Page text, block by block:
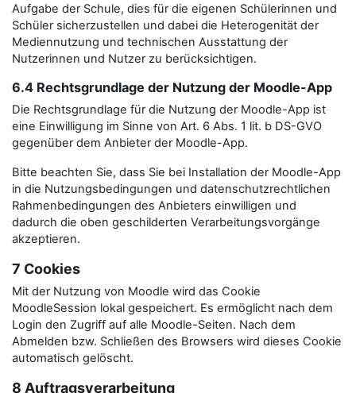
Aufgabe der Schule, dies für die eigenen Schülerinnen und
Schüler sicherzustellen und dabei die Heterogenität der
Mediennutzung und technischen Ausstattung der
Nutzerinnen und Nutzer zu berücksichtigen.
6.4 Rechtsgrundlage der Nutzung der Moodle-App
Die Rechtsgrundlage für die Nutzung der Moodle-App ist
eine Einwilligung im Sinne von Art. 6 Abs. 1 lit. b DS-GVO
gegenüber dem Anbieter der Moodle-App.
Bitte beachten Sie, dass Sie bei Installation der Moodle-App
in die Nutzungsbedingungen und datenschutzrechtlichen
Rahmenbedingungen des Anbieters einwilligen und
dadurch die oben geschilderten Verarbeitungsvorgänge
akzeptieren.
7 Cookies
Mit der Nutzung von Moodle wird das Cookie
MoodleSession lokal gespeichert. Es ermöglicht nach dem
Login den Zugriff auf alle Moodle-Seiten. Nach dem
Abmelden bzw. Schließen des Browsers wird dieses Cookie
automatisch gelöscht.
8 Auftragsverarbeitung